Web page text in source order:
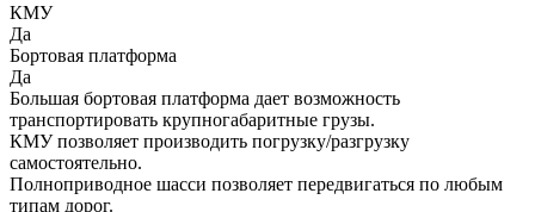
КМУ
Да
Бортовая платформа
Да
Большая бортовая платформа дает возможность
транспортировать крупногабаритные грузы.
КМУ позволяет производить погрузку/разгрузку
самостоятельно.
Полноприводное шасси позволяет передвигаться по любым
типам дорог.